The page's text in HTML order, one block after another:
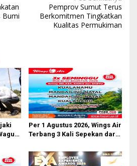
Bumi
Pemprov Sumut Terus
Berkomitmen Tingkatkan
Kualitas Permukiman
Per 1 Agustus 2026, Wings Air
Terbang 3 Kali Sepekan dari